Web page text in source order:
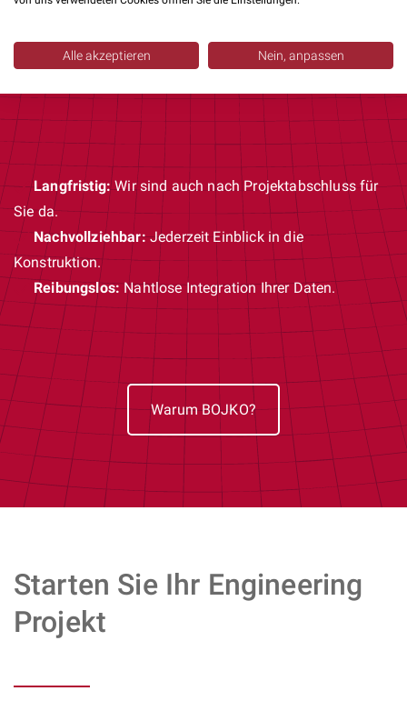
Transparent:Sie zahlen nur für geleistete Stunden.
Langfristig:Wir sind auch nach Projektabschluss für
Sie da.
Nachvollziehbar:Jederzeit Einblick in die
Konstruktion.
Reibungslos:Nahtlose Integration Ihrer Daten.
Warum BOJKO?
Starten Sie Ihr Engineering
Projekt
Alle akzeptieren Nein, anpassen